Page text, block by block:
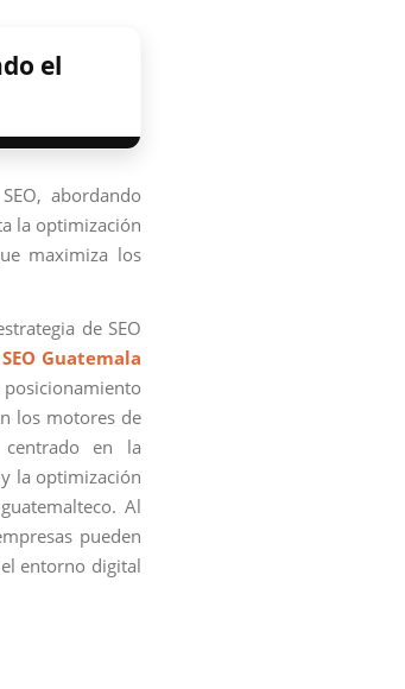
el
abordando
la optimización
maximiza los
de SEO
Guatemala
los motores de
en la
la optimización
Al
pueden
entorno digital